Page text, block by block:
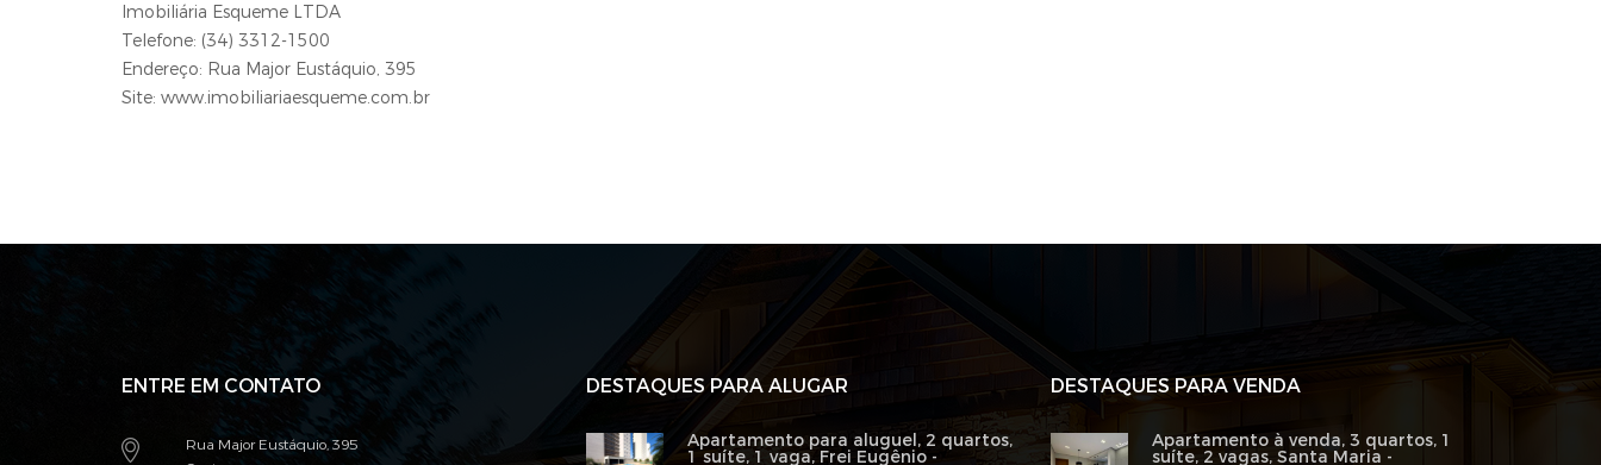
Imobiliária Esqueme LTDA
Telefone: (34) 3312-1500
Endereço: Rua Major Eustáquio, 395
Site: www.imobiliariaesqueme.com.br
ENTRE EM CONTATO
Rua Major Eustáquio, 395
DESTAQUES PARA ALUGAR
Apartamento para aluguel, 2 quartos,
1 suíte, 1 vaga, Frei Eugênio -
DESTAQUES PARA VENDA
Apartamento à venda, 3 quartos, 1
suíte, 2 vagas, Santa Maria -